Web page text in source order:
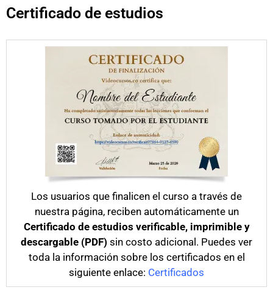
Certificado de estudios
Los usuarios que finalicen el curso a través de
nuestra página, reciben automáticamente un
Certificado de estudios verificable, imprimible y
descargable (PDF) sin costo adicional. Puedes ver
toda la información sobre los certificados en el
siguiente enlace: Certificados